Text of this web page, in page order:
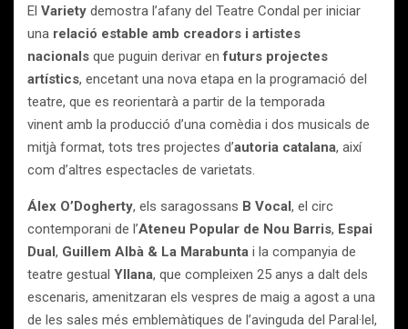
El Variety demostra l’afany del Teatre Condal per iniciar
una relació estable amb creadors i artistes
nacionals que puguin derivar enfuturs projectes
artístics, encetant una nova etapa en la programació del
teatre, que es reorientarà a partir de la temporada
vinent amb la producció d’una comèdia i dos musicals de
mitjà format, tots tres projectes d’autoria catalana, així
com d’altres espectacles de varietats.
Álex O’Dogherty, els saragossans B Vocal, el circ
contemporani de l’Ateneu Popular de Nou Barris, Espai
Dual, Guillem Albà & La Marabunta i la companyia de
teatre gestual Yllana, que compleixen 25 anys a dalt dels
escenaris, amenitzaran els vespres de maig a agost a una
de les sales més emblemàtiques de l’avinguda del Paral·lel,